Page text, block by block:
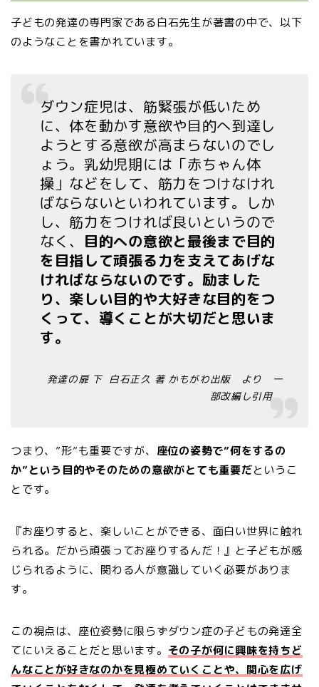
子どもの発達の専門家である白石先生が著書の中で、以下
のようなことを書かれています。
ダウン症児は、筋緊張が低いため
に、体を動かす意欲や目的へ到達し
ようとする意欲が高まらないのでし
ょう。乳幼児期には「赤ちゃん体
操」などをして、筋力をつけなけれ
ばならないといわれています。しか
し、筋力をつければ良いというので
なく、 目的への意欲と最後まで目的
を目指して頑張る力を支えてあげな
ければならないのです。励ました
り、楽しい目的や大好きな目的をつ
くって、導くことが大切だと思いま
す。
発達の扉 下 白石正久 著 かもがわ出版 より 一
部改編し引用
つまり、”形”も重要ですが、 座位の姿勢で”何をするの
か”という目的やそのための意欲がとても重要だというこ
とです。
『お座りすると、楽しいことができる、面白い世界に触れ
られる。だから頑張ってお座りするんだ！』と子どもが感
じられるように、関わる人が意識していく必要がありま
す。
この視点は、座位姿勢に限らずダウン症の子どもの発達全
てにいえることだと思います。 その子が何に興味を持ちど
んなことが好きなのかを見極めていくことや、関心を広げ